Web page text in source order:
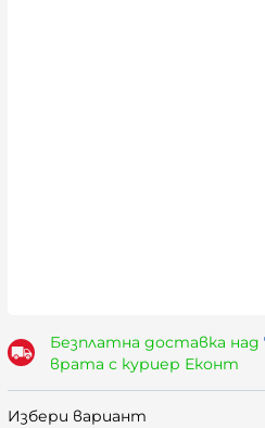
Безплатна доставка над
врата с куриер Еконт
Избери вариант